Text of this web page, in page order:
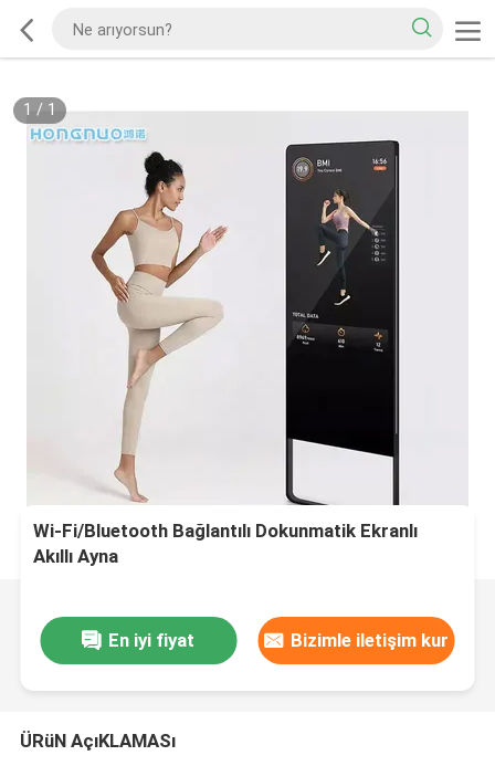
1 / 1
Wi-Fi/Bluetooth Bağlantılı Dokunmatik Ekranlı
Akıllı Ayna
En iyi fiyat Bizimle iletişim kur
ÜRüN AçıKLAMASı